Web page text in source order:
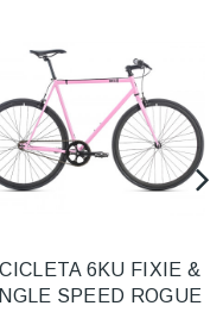
6KU FIXIE &
SPEED ROGUE